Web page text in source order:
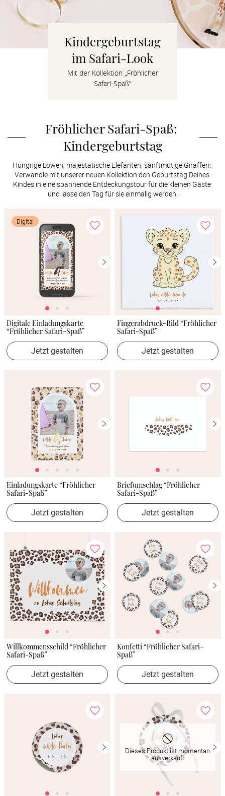
Kindergeburtstag
im Safari-Look
Mit der Kollektion „Fröhlicher
Safari-Spaß“
Fröhlicher Safari-Spaß:
Kindergeburtstag
Hungrige Löwen, majestätische Elefanten, sanftmütige Giraffen:
Verwandle mit unserer neuen Kollektion den Geburtstag Deines
Kindes in eine spannende Entdeckungstour für die kleinen Gäste
und lasse den Tag für sie einmalig werden.
Digital
Digitale Einladungskarte
“Fröhlicher Safari-Spaß”
Jetzt gestalten
Fingerabdruck-Bild “Fröhlicher
Safari-Spaß”
Jetzt gestalten
Einladungskarte “Fröhlicher
Safari-Spaß”
Jetzt gestalten
Briefumschlag “Fröhlicher
Safari-Spaß”
Jetzt gestalten
Willkommensschild “Fröhlicher
Safari-Spaß”
Jetzt gestalten
Konfetti “Fröhlicher Safari-
Spaß”
Jetzt gestalten
Dieses Produkt ist momentan
ausverkauft